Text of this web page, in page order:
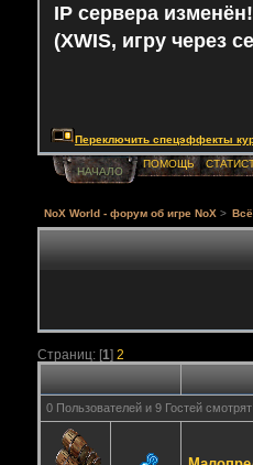
IP сервера
(XWIS, игру через
Переключить спецэффекты
НАЧАЛО
ПОМОЩЬ
NoX World - форум об игре NoX >
Страниц: [1] 2
0 Пользователей и 9 Гостей смотрят